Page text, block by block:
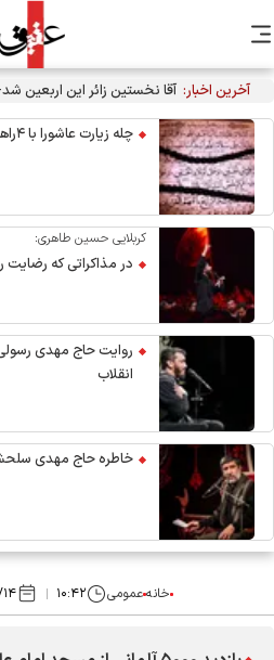
آخرین اخبار: آقا نخستین زائر این اربعین
چله زیارت عاشورا با ۴راهکارِ خاص
کربلایی حسین طاهری:
در مذاکراتی که رضایت
روایت حاج مهدی رسولی
انقلاب
خاطره حاج مهدی سلحشور
خانهعمومی ۱۰:۴۲